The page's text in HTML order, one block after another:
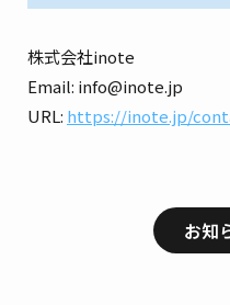
株式会社inote
Email: info@inote.jp
URL: https://inote.jp/
お知